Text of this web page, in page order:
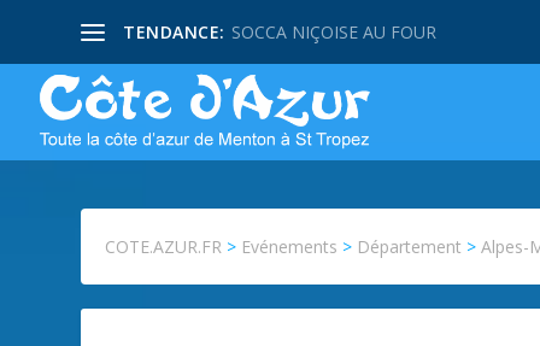
TENDANCE: SOCCA NIÇOISE AU FOUR
COTE.AZUR.FR > Evénements > Département >Alpes-